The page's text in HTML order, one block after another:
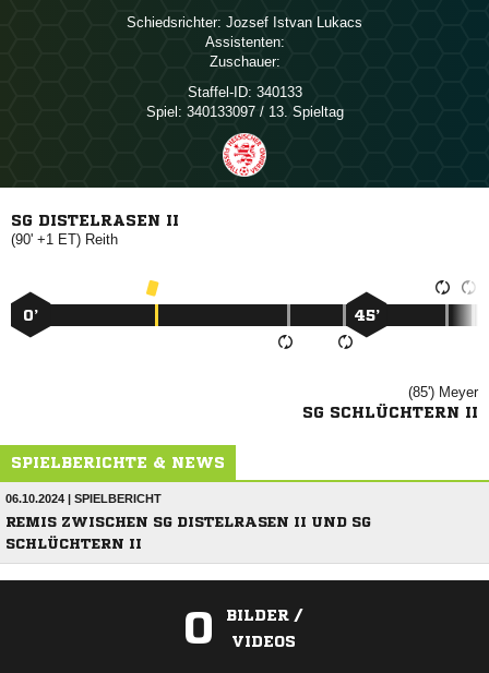
Schiedsrichter:   
Assistenten:
Zuschauer:
Staffel-ID: 340133
Spiel: 340133097 / 13. Spieltag
SG DISTELRASEN II
(90' +1 ET) 
0’ 45’
(85') 
SG SCHLÜCHTERN II
SPIELBERICHTE & NEWS
06.10.2024 | SPIELBERICHT
REMIS ZWISCHEN SG DISTELRASEN II UND SG
SCHLÜCHTERN II
0
BILDER /
VIDEOS